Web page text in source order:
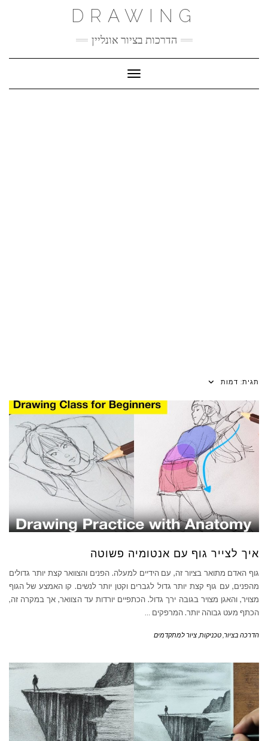
DRAWING
הדרכות בציור אונליין
Toggle Navigation
תגית: דמות
איך לצייר גוף עם אנטומיה פשוטה
גוף האדם מתואר בציור זה, עם הידיים למעלה. הפנים והצוואר קצת יותר גדולים
מהפנים, עם גוף קצת יותר גדול לגברים וקטן יותר לנשים. קו האמצע של הגוף
מצויר, והאגן מצויר בגובה ירך גדול. הכתפיים יורדות עד הצוואר, אך במקרה זה,
הכתף מעט גבוהה יותר. המרפקים …
הדרכה בציור טכניקות ציור למתקדמים